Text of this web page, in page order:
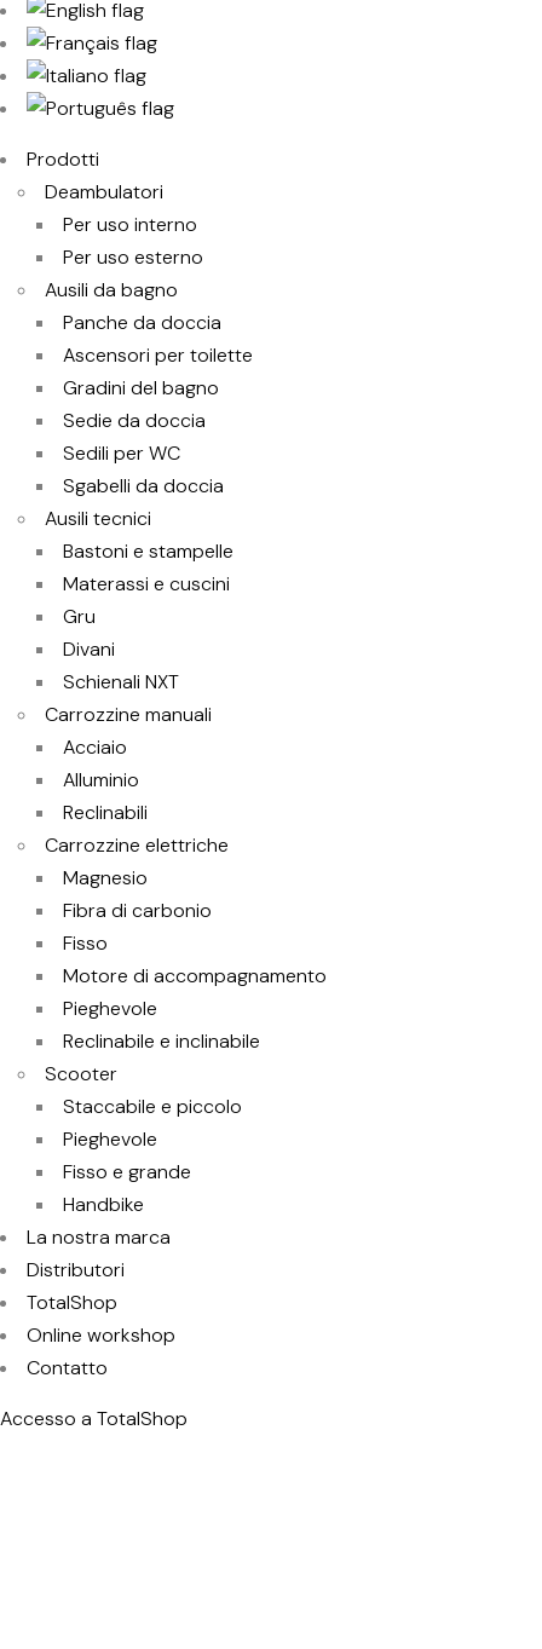
Prodotti
Deambulatori
Per uso interno
Per uso esterno
Ausili da bagno
Panche da doccia
Ascensori per toilette
Gradini del bagno
Sedie da doccia
Sedili per WC
Sgabelli da doccia
Ausili tecnici
Bastoni e stampelle
Materassi e cuscini
Gru
Divani
Schienali NXT
Carrozzine manuali
Acciaio
Alluminio
Reclinabili
Carrozzine elettriche
Magnesio
Fibra di carbonio
Fisso
Motore di accompagnamento
Pieghevole
Reclinabile e inclinabile
Scooter
Staccabile e piccolo
Pieghevole
Fisso e grande
Handbike
La nostra marca
Distributori
TotalShop
Online workshop
Contatto
Accesso a TotalShop